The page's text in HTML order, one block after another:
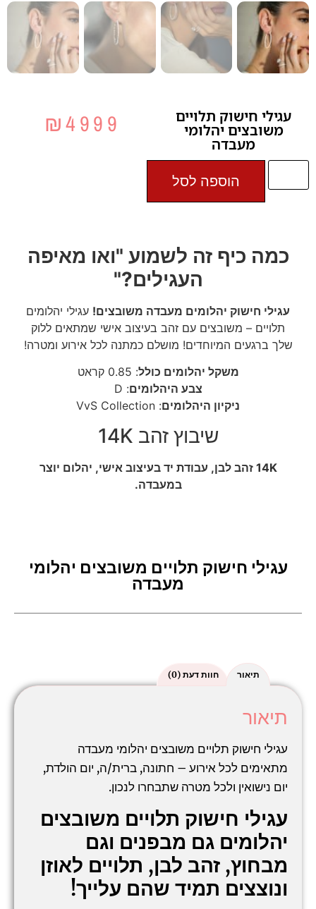
כמה כיף זה לשמוע "ואו מאיפה
העגילים?"
עגילי חישוק יהלומים מעבדה משובצים! עגילי יהלומים
תלויים – משובצים עם זהב בעיצוב אישי שמתאים ללוק
שלך ברגעים המיוחדים! מושלם כמתנה לכל אירוע ומטרה!
משקל יהלומים כולל: 0.85 קראט
צבע היהלומים: D
ניקיון היהלומים: VvS Collection
שיבוץ זהב 14K
14K זהב לבן, עבודת יד בעיצוב אישי, יהלום יוצר
במעבדה.
עגילי חישוק תלויים
משובצים יהלומי
מעבדה
₪4999
הוספה לסל
עגילי חישוק תלויים משובצים יהלומי
מעבדה
תיאור חוות דעת (0)
תיאור
עגילי חישוק תלויים משובצים יהלומי מעבדה
מתאימים לכל אירוע – חתונה, ברית/ה, יום הולדת,
יום נישואין ולכל מטרה שתבחרו לנכון.
עגילי חישוק תלויים משובצים
יהלומים גם מבפנים וגם
מבחוץ, זהב לבן, תלויים לאוזן
ונוצצים תמיד שהם עלייך!